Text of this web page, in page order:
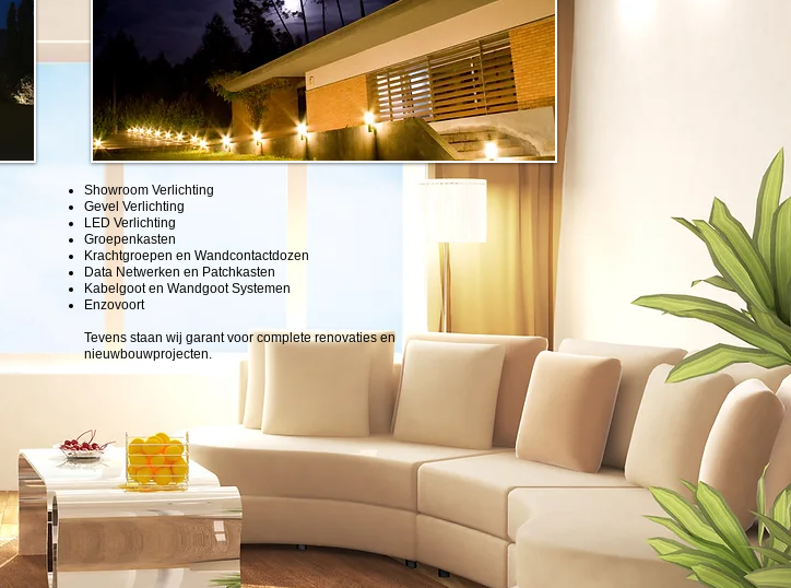
​Showroom Verlichting
Gevel Verlichting
LED Verlichting
Groepenkasten
Krachtgroepen en Wandcontactdozen
Data Netwerken en Patchkasten
Kabelgoot en Wandgoot Systemen
Enzovoort
Tevens staan wij garant voor complete renovaties en
nieuwbouwprojecten.